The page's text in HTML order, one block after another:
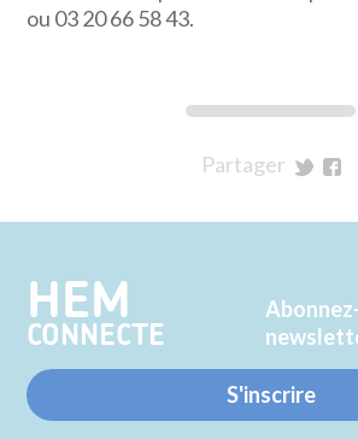
ou 03 20 66 58 43.
Partager
HEM
CONNECTE
S'inscrire